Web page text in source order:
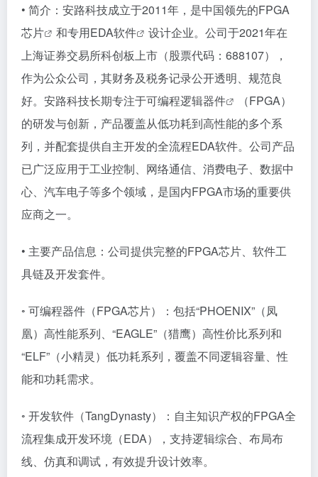
• 简介：安路科技成立于2011年，是中国领先的FPGA
芯片
和专用EDA软件
设计企业。公司于2021年在
上海证券交易所科创板上市（股票代码：688107），
作为公众公司，其财务及税务记录公开透明、规范良
好。安路科技长期专注于可编程逻辑器件
（FPGA）
的研发与创新，产品覆盖从低功耗到高性能的多个系
列，并配套提供自主开发的全流程EDA软件。公司产品
已广泛应用于工业控制、网络通信、消费电子、数据中
心、汽车电子等多个领域，是国内FPGA市场的重要供
应商之一。
• 主要产品信息：公司提供完整的FPGA芯片、软件工
具链及开发套件。
◦ 可编程器件（FPGA芯片）：包括“PHOENIX”（凤
凰）高性能系列、“EAGLE”（猎鹰）高性价比系列和
“ELF”（小精灵）低功耗系列，覆盖不同逻辑容量、性
能和功耗需求。
◦ 开发软件（TangDynasty）：自主知识产权的FPGA全
流程集成开发环境（EDA），支持逻辑综合、布局布
线、仿真和调试，有效提升设计效率。